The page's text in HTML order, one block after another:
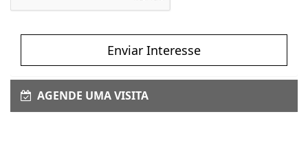
Enviar Interesse
AGENDE UMA VISITA